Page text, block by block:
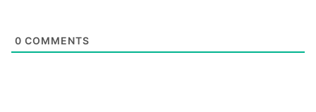
0 COMMENTS